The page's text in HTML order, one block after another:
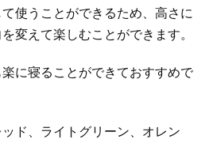
使うことができるため、高さに
変えて楽しむことができます。
に寝ることができておすすめで
ド、ライトグリーン、オレン